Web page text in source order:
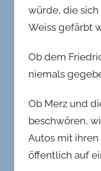
würde, die
Weiss gefärbt
Ob dem
niemals
Ob Merz und
beschwören,
Autos mit
öffentlich auf